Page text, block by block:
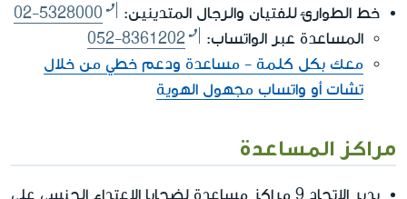
خط الطوارئ للفتيان والرجال المتدينين:
02-5328000
المساعدة عبر الواتساب:
052-8361202
معك بكل كلمة - مساعدة ودعم خطي من خلال
تشات أو واتساب مجهول الهوية
مراكز المساعدة
يدير الاتحاد 9 مراكز مساعدة لضحايا الاعتداء الجنسي على